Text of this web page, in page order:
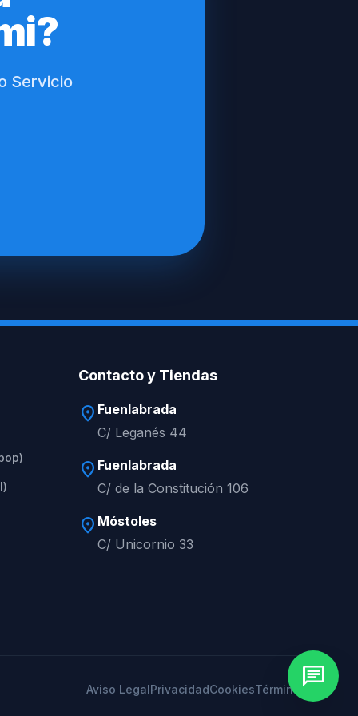
Servicio
Contacto y Tiendas
location_on Fuenlabrada
C/ Leganés 44
location_on Fuenlabrada
C/ de la Constitución 106
location_on Móstoles
C/ Unicornio 33
Aviso LegalPrivacidadCookiesTérminoschat